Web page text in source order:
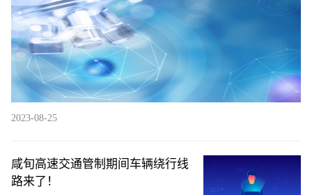
2023-08-25
咸旬高速交通管制期间车辆绕行线
路来了！